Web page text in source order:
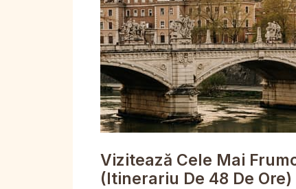
Vizitează Cele Mai
(itinerariu De 48 De Ore)